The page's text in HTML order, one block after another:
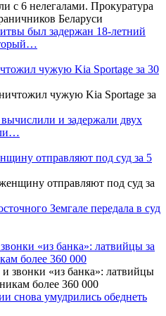
был задержан 18-летний
чужую Kia Sportage за 30
и задержали двух
отправляют под суд за 5
Земгале передала в суд
«из банка»: латвийцы за
более 360 000
снова умудрились обеднеть